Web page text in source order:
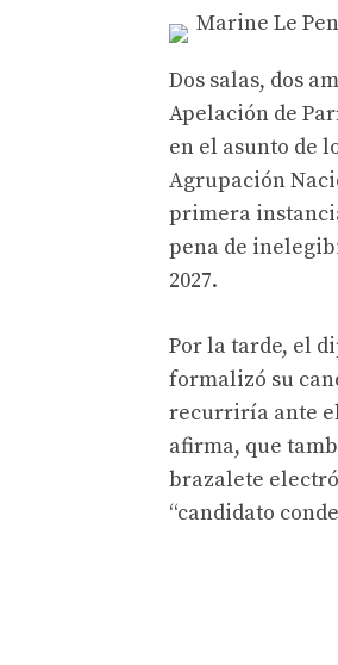
Dos salas, dos
Apelación de
en el asunto de
Agrupación
primera
pena de
2027.
Por la tarde, el
formalizó su
recurriría ante
afirma, que
brazalete
“candidato